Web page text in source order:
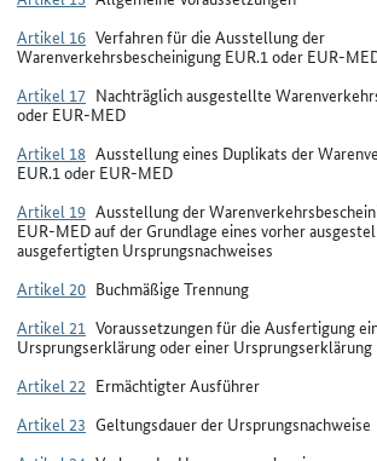
Artikel 16 Verfahren für die Ausstellung der
Warenverkehrsbescheinigung EUR.1 oder EUR-
Artikel 17 Nachträglich ausgestellte
oder EUR-MED
Artikel 18 Ausstellung eines Duplikats der
EUR.1 oder EUR-MED
Artikel 19 Ausstellung der
EUR-MED auf der Grundlage eines vorher
ausgefertigten Ursprungsnachweises
Artikel 20 Buchmäßige Trennung
Artikel 21 Voraussetzungen für die Ausfertigung
Ursprungserklärung oder einer
Artikel 22 Ermächtigter Ausführer
Artikel 23 Geltungsdauer der Ursprungsnachweise